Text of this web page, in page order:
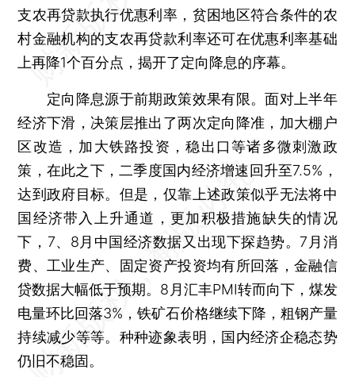
支农再贷款执行优惠利率，贫困地区符合条件的农
村金融机构的支农再贷款利率还可在优惠利率基础
上再降1个百分点，揭开了定向降息的序幕。
定向降息源于前期政策效果有限。面对上半年
经济下滑，决策层推出了两次定向降准，加大棚户
区改造，加大铁路投资，稳出口等诸多微刺激政
策，在此之下，二季度国内经济增速回升至7.5%，
达到政府目标。但是，仅靠上述政策似乎无法将中
国经济带入上升通道，更加积极措施缺失的情况
下，7、8月中国经济数据又出现下探趋势。7月消
费、工业生产、固定资产投资均有所回落，金融信
贷数据大幅低于预期。8月汇丰PMI转而向下，煤发
电量环比回落3%，铁矿石价格继续下降，粗钢产量
持续减少等等。种种迹象表明，国内经济企稳态势
仍旧不稳固。